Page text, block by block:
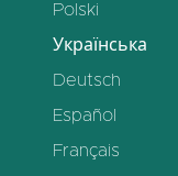
Polski
Українська
Deutsch
Español
Français